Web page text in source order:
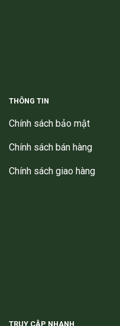
THÔNG TIN
Chính sách bảo mật
Chính sách bán hàng
Chính sách giao hàng
TRUY CẬP NHANH